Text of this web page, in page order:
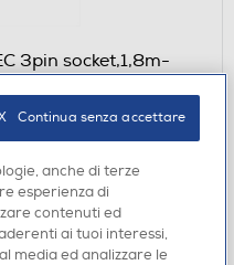
3pin socket,1,8m-
verifica
anche di terze
esperienza di
contenuti ed
ai tuoi interessi,
media ed analizzare le
Continua senza accettare